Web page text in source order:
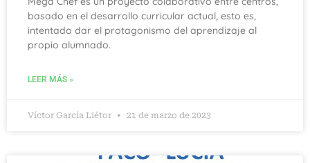
basado en el desarrollo curricular actual, esto es,
intentado dar el protagonismo del aprendizaje al
propio alumnado.
LEER MÁS »
Víctor García Liétor 21 de marzo de 2023